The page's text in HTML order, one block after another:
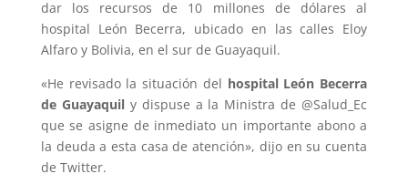
dar los recursos de 10 millones de dólares al
hospital León Becerra, ubicado en las calles Eloy
Alfaro y Bolivia, en el sur de Guayaquil.
«He revisado la situación del hospital León Becerra
de Guayaquily dispuse a la Ministra de @Salud_Ec
que se asigne de inmediato un importante abono a
la deuda a esta casa de atención», dijo en su cuenta
de Twitter.